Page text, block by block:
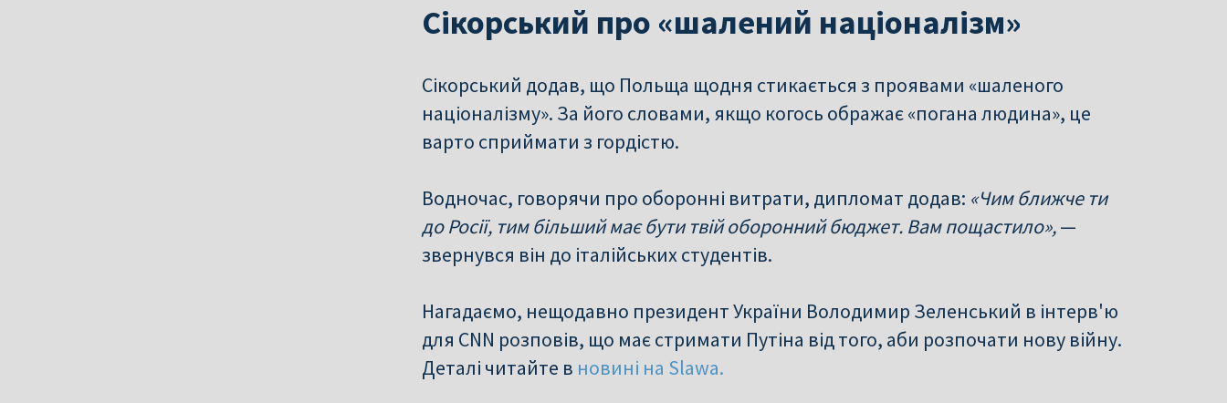
Сікорський про «шалений націоналізм»
Сікорський додав, що Польща щодня стикається з проявами «шаленого
націоналізму». За його словами, якщо когось ображає «погана людина», це
варто сприймати з гордістю.
Водночас, говорячи про оборонні витрати, дипломат додав: «Чим ближче ти
до Росії, тим більший має бути твій оборонний бюджет. Вам пощастило»,—
звернувся він до італійських студентів.
Нагадаємо, нещодавно президент України Володимир Зеленський в інтерв'ю
для CNN розповів, що має стримати Путіна від того, аби розпочати нову війну.
Деталі читайте в новині на Slawa.